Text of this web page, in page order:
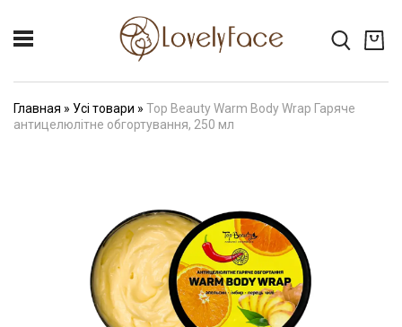
Главная » Усі товари » Top Beauty Warm Body Wrap Гаряче
антицелюлітне обгортування, 250 мл